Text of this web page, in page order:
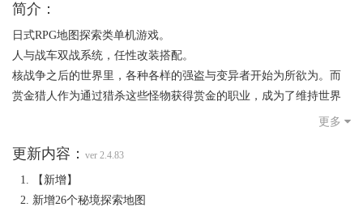
简介：
日式RPG地图探索类单机游戏。
人与战车双战系统，任性改装搭配。
核战争之后的世界里，各种各样的强盗与变异者开始为所欲为。而
赏金猎人作为通过猎杀这些怪物获得赏金的职业，成为了维持世界
种选择。而在不断的冒险中，主人公也发现，似乎所有的恶势力背
后，都有同一个人在推波助澜。于是为了结束这一切，他们决定找
到并消灭这个狡猾的敌人。
更多
更新内容： ver 2.4.83
【新增】
新增26个秘境探索地图